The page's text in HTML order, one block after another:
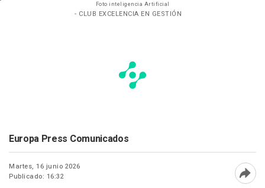
Foto inteligencia Artificial
- CLUB EXCELENCIA EN GESTIÓN
Europa Press Comunicados
Martes, 16 junio 2026
Publicado: 16:32